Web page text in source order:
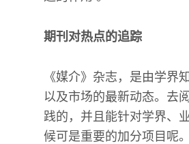
期刊对热点的追踪
《媒介》杂志，是由学界
以及市场的最新动态。去
践的，并且能针对学界、
候可是重要的加分项目呢。